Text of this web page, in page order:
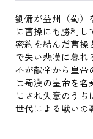
劉備が益州（蜀）
に曹操にも勝利し
密約を結んだ曹操
で失い悲嘆に暮れ
丕が献帝から皇帝
は蜀漢の皇帝を名
にされ失意のう
世代による戦いの